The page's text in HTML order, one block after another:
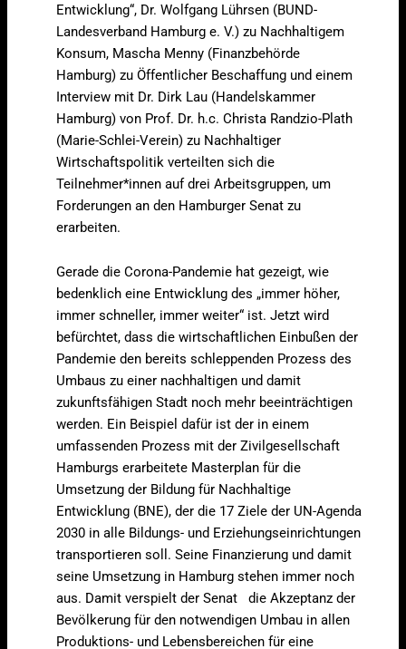
Entwicklung“, Dr. Wolfgang Lührsen (BUND-
Landesverband Hamburg e. V.) zu Nachhaltigem
Konsum, Mascha Menny (Finanzbehörde
Hamburg) zu Öffentlicher Beschaffung und einem
Interview mit Dr. Dirk Lau (Handelskammer
Hamburg) von Prof. Dr. h.c. Christa Randzio-Plath
(Marie-Schlei-Verein) zu Nachhaltiger
Wirtschaftspolitik verteilten sich die
Teilnehmer*innen auf drei Arbeitsgruppen, um
Forderungen an den Hamburger Senat zu
erarbeiten.
Gerade die Corona-Pandemie hat gezeigt, wie
bedenklich eine Entwicklung des „immer höher,
immer schneller, immer weiter“ ist. Jetzt wird
befürchtet, dass die wirtschaftlichen Einbußen der
Pandemie den bereits schleppenden Prozess des
Umbaus zu einer nachhaltigen und damit
zukunftsfähigen Stadt noch mehr beeinträchtigen
werden. Ein Beispiel dafür ist der in einem
umfassenden Prozess mit der Zivilgesellschaft
Hamburgs erarbeitete Masterplan für die
Umsetzung der Bildung für Nachhaltige
Entwicklung (BNE), der die 17 Ziele der UN-Agenda
2030 in alle Bildungs- und Erziehungseinrichtungen
transportieren soll. Seine Finanzierung und damit
seine Umsetzung in Hamburg stehen immer noch
aus. Damit verspielt der Senat die Akzeptanz der
Bevölkerung für den notwendigen Umbau in allen
Produktions- und Lebensbereichen für eine